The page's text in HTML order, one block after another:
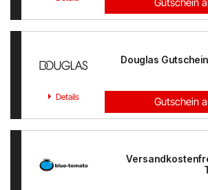
Austrian Airlines
ALPS RESORTS
Yves Rocher
Thalia
Douglas
Douglas
Details Gutschein